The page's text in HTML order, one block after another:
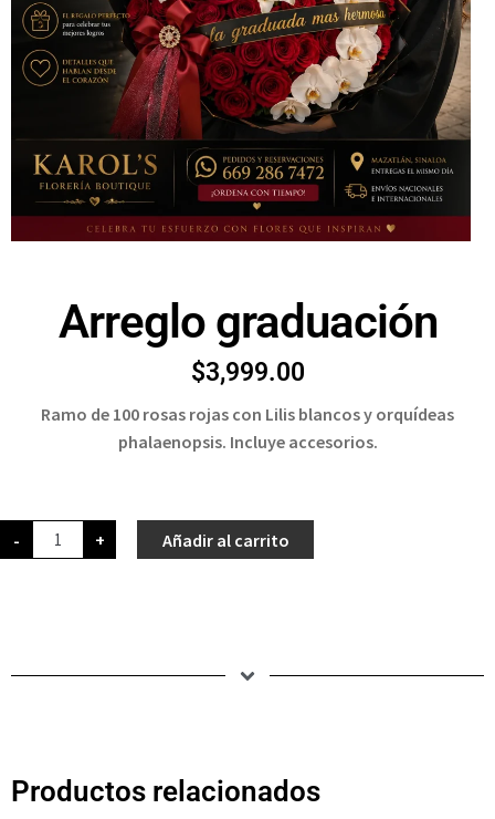
Arreglo graduación
$3,999.00
Ramo de 100 rosas rojas con Lilis blancos y orquídeas
phalaenopsis. Incluye accesorios.
- + Añadir al carrito
Productos relacionados